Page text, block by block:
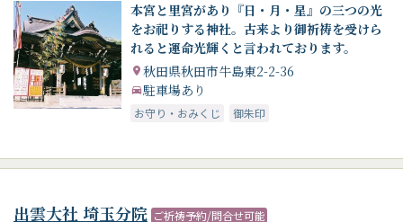
本宮と里宮があり『日・月・星』の三つの光
をお祀りする神社。古来より御祈祷を受けら
れると運命光輝くと言われております。
秋田県秋田市牛島東2-2-36
駐車場あり
お守り・おみくじ 御朱印
出雲大社 埼玉分院 ご祈祷予約/問合せ可能